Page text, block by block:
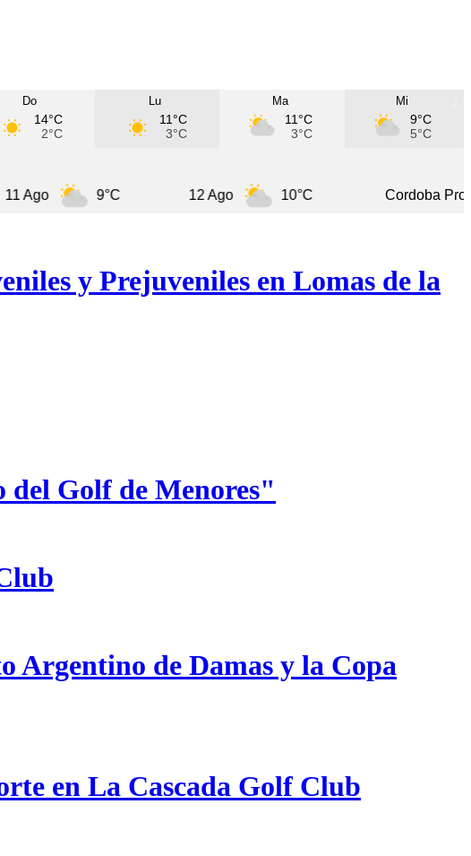
Do
14°C
2°C
Lu
11°C
3°C
Ma
11°C
3°C
Mi
9°C
5°C
9°C 10°C Cordoba Province
y Prejuveniles en Lomas de la
Golf de Menores"
Argentino de Damas y la Copa
en La Cascada Golf Club